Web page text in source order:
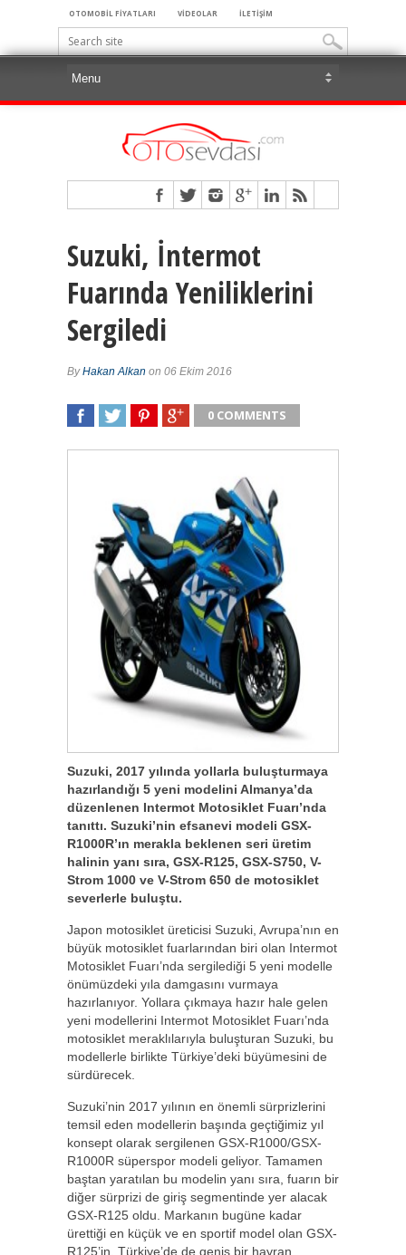
OTOMOBİL FİYATLARI VİDEOLAR İLETİŞİM
Suzuki, İntermot
Fuarında Yeniliklerini
Sergiledi
ByHakan Alkan on 06 Ekim 2016
0 COMMENTS
Suzuki, 2017 yılında yollarla buluşturmaya
hazırlandığı 5 yeni modelini Almanya’da
düzenlenen Intermot Motosiklet Fuarı’nda
tanıttı. Suzuki’nin efsanevi modeli GSX-
R1000R’ın merakla beklenen seri üretim
halinin yanı sıra, GSX-R125, GSX-S750, V-
Strom 1000 ve V-Strom 650 de motosiklet
severlerle buluştu.
Japon motosiklet üreticisi Suzuki, Avrupa’nın en
büyük motosiklet fuarlarından biri olan Intermot
Motosiklet Fuarı’nda sergilediği 5 yeni modelle
önümüzdeki yıla damgasını vurmaya
hazırlanıyor. Yollara çıkmaya hazır hale gelen
yeni modellerini Intermot Motosiklet Fuarı’nda
motosiklet meraklılarıyla buluşturan Suzuki, bu
modellerle birlikte Türkiye’deki büyümesini de
sürdürecek.
Suzuki’nin 2017 yılının en önemli sürprizlerini
temsil eden modellerin başında geçtiğimiz yıl
konsept olarak sergilenen GSX-R1000/GSX-
R1000R süperspor modeli geliyor. Tamamen
baştan yaratılan bu modelin yanı sıra, fuarın bir
diğer sürprizi de giriş segmentinde yer alacak
GSX-R125 oldu. Markanın bugüne kadar
ürettiği en küçük ve en sportif model olan GSX-
R125’in, Türkiye’de de geniş bir hayran